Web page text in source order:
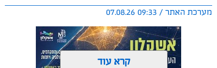
מערכת האתר / 09:33 07.08.26
קרא עוד